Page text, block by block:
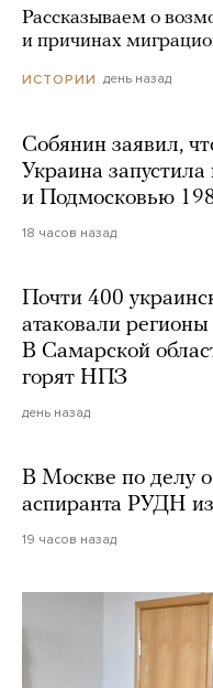
Рассказываем о
и причинах
ИСТОРИИ день назад
Собянин заявил,
Украина
и Подмосковью
18 часов назад
Почти 400
атаковали
В Самарской
горят НПЗ
день назад
В Москве по делу
аспиранта РУДН
19 часов назад